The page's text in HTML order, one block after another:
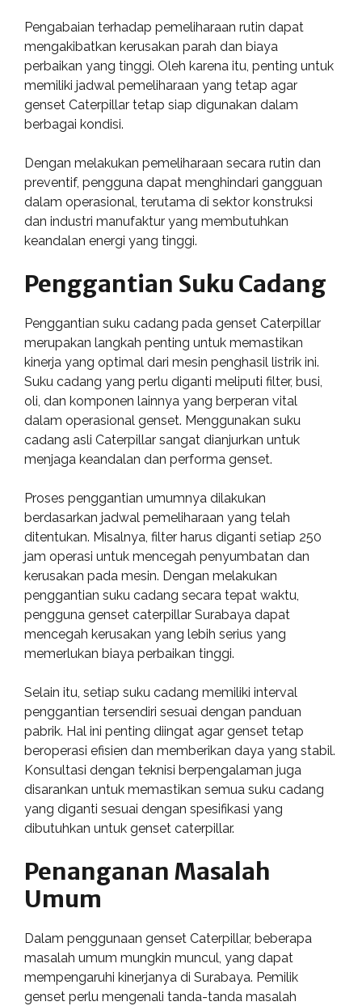
Pengabaian terhadap pemeliharaan rutin dapat
mengakibatkan kerusakan parah dan biaya
perbaikan yang tinggi. Oleh karena itu, penting untuk
memiliki jadwal pemeliharaan yang tetap agar
genset Caterpillar tetap siap digunakan dalam
berbagai kondisi.
Dengan melakukan pemeliharaan secara rutin dan
preventif, pengguna dapat menghindari gangguan
dalam operasional, terutama di sektor konstruksi
dan industri manufaktur yang membutuhkan
keandalan energi yang tinggi.
Penggantian Suku Cadang
Penggantian suku cadang pada genset Caterpillar
merupakan langkah penting untuk memastikan
kinerja yang optimal dari mesin penghasil listrik ini.
Suku cadang yang perlu diganti meliputi filter, busi,
oli, dan komponen lainnya yang berperan vital
dalam operasional genset. Menggunakan suku
cadang asli Caterpillar sangat dianjurkan untuk
menjaga keandalan dan performa genset.
Proses penggantian umumnya dilakukan
berdasarkan jadwal pemeliharaan yang telah
ditentukan. Misalnya, filter harus diganti setiap 250
jam operasi untuk mencegah penyumbatan dan
kerusakan pada mesin. Dengan melakukan
penggantian suku cadang secara tepat waktu,
pengguna genset caterpillar Surabaya dapat
mencegah kerusakan yang lebih serius yang
memerlukan biaya perbaikan tinggi.
Selain itu, setiap suku cadang memiliki interval
penggantian tersendiri sesuai dengan panduan
pabrik. Hal ini penting diingat agar genset tetap
beroperasi efisien dan memberikan daya yang stabil.
Konsultasi dengan teknisi berpengalaman juga
disarankan untuk memastikan semua suku cadang
yang diganti sesuai dengan spesifikasi yang
dibutuhkan untuk genset caterpillar.
Penanganan Masalah
Umum
Dalam penggunaan genset Caterpillar, beberapa
masalah umum mungkin muncul, yang dapat
mempengaruhi kinerjanya di Surabaya. Pemilik
genset perlu mengenali tanda-tanda masalah